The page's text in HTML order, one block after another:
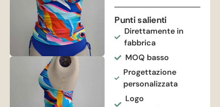
Punti salienti
Direttamente in
fabbrica
MOQ basso
Progettazione
personalizzata
Logo